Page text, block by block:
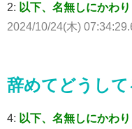
2: 以下、名無しにかわ
2024/10/24(木)
辞めてどうし
4: 以下、名無しにかわ